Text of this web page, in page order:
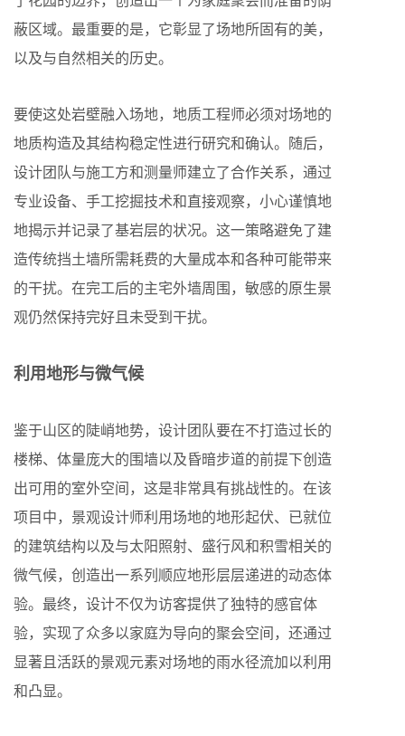
蔽区域。最重要的是，它彰显了场地所固有的美，
以及与自然相关的历史。
要使这处岩壁融入场地，地质工程师必须对场地的
地质构造及其结构稳定性进行研究和确认。随后，
设计团队与施工方和测量师建立了合作关系，通过
专业设备、手工挖掘技术和直接观察，小心谨慎地
地揭示并记录了基岩层的状况。这一策略避免了建
造传统挡土墙所需耗费的大量成本和各种可能带来
的干扰。在完工后的主宅外墙周围，敏感的原生景
观仍然保持完好且未受到干扰。
利用地形与微气候
鉴于山区的陡峭地势，设计团队要在不打造过长的
楼梯、体量庞大的围墙以及昏暗步道的前提下创造
出可用的室外空间，这是非常具有挑战性的。在该
项目中，景观设计师利用场地的地形起伏、已就位
的建筑结构以及与太阳照射、盛行风和积雪相关的
微气候，创造出一系列顺应地形层层递进的动态体
验。最终，设计不仅为访客提供了独特的感官体
验，实现了众多以家庭为导向的聚会空间，还通过
显著且活跃的景观元素对场地的雨水径流加以利用
和凸显。